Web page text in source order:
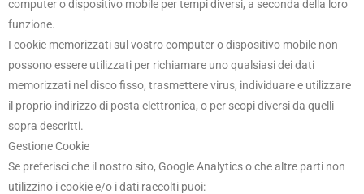
computer o dispositivo mobile per tempi diversi, a seconda della loro
funzione.
I cookie memorizzati sul vostro computer o dispositivo mobile non
possono essere utilizzati per richiamare uno qualsiasi dei dati
memorizzati nel disco fisso, trasmettere virus, individuare e utilizzare
il proprio indirizzo di posta elettronica, o per scopi diversi da quelli
sopra descritti.
Gestione Cookie
Se preferisci che il nostro sito, Google Analytics o che altre parti non
utilizzino i cookie e/o i dati raccolti puoi: